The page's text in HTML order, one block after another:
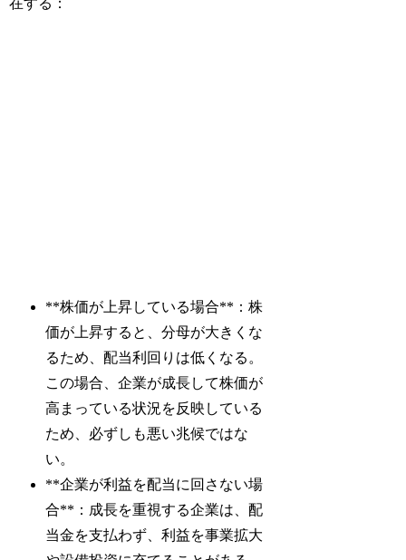
**株価が上昇している場合**：株
価が上昇すると、分母が大きくな
るため、配当利回りは低くなる。
この場合、企業が成長して株価が
高まっている状況を反映している
ため、必ずしも悪い兆候ではな
い。
**企業が利益を配当に回さない場
合**：成長を重視する企業は、配
当金を支払わず、利益を事業拡大